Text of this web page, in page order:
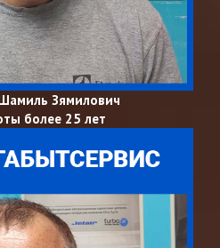
Зямилович
более 25 лет